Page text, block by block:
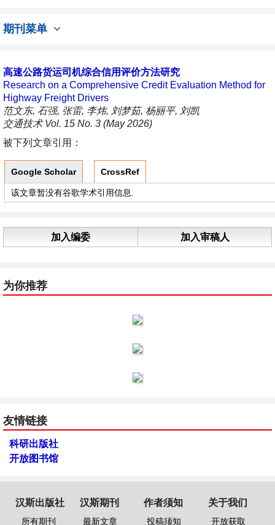
期刊菜单
高速公路货运司机综合信用评价方法研究
Research on a Comprehensive Credit Evaluation Method for
Highway Freight Drivers
范文东, 石强, 张雷, 李炜, 刘梦茹, 杨丽平, 刘凯
交通技术 Vol. 15 No. 3 (May 2026)
被下列文章引用：
Google Scholar CrossRef
该文章暂没有谷歌学术引用信息.
加入编委 加入审稿人
为你推荐
友情链接
科研出版社
开放图书馆
汉斯出版社
所有期刊
汉斯期刊
最新文章
作者须知
投稿须知
关于我们
开放获取